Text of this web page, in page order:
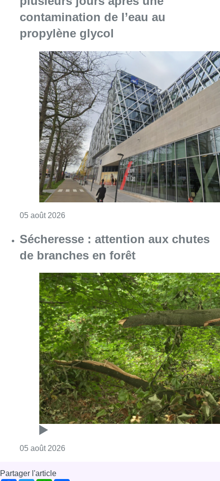
contamination de l’eau au
propylène glycol
05 août 2026
Sécheresse : attention aux chutes
de branches en forêt
05 août 2026
Partager l'article